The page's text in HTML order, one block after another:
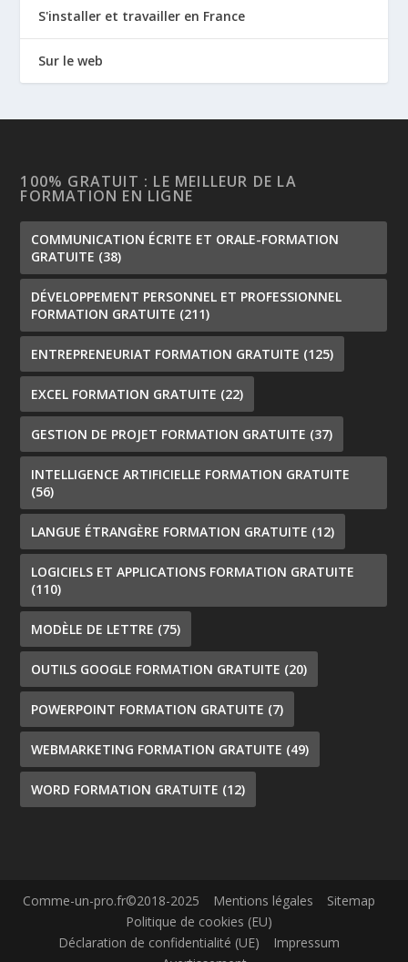
S'installer et travailler en France
Sur le web
100% GRATUIT : LE MEILLEUR DE LA
FORMATION EN LIGNE
COMMUNICATION ÉCRITE ET ORALE-FORMATION
GRATUITE (38)
DÉVELOPPEMENT PERSONNEL ET PROFESSIONNEL
FORMATION GRATUITE (211)
ENTREPRENEURIAT FORMATION GRATUITE (125)
EXCEL FORMATION GRATUITE (22)
GESTION DE PROJET FORMATION GRATUITE (37)
INTELLIGENCE ARTIFICIELLE FORMATION GRATUITE
(56)
LANGUE ÉTRANGÈRE FORMATION GRATUITE (12)
LOGICIELS ET APPLICATIONS FORMATION GRATUITE
(110)
MODÈLE DE LETTRE (75)
OUTILS GOOGLE FORMATION GRATUITE (20)
POWERPOINT FORMATION GRATUITE (7)
WEBMARKETING FORMATION GRATUITE (49)
WORD FORMATION GRATUITE (12)
Comme-un-pro.fr©2018-2025 Mentions légales
Sitemap
Politique de cookies (EU)
Déclaration de confidentialité (UE)
Impressum